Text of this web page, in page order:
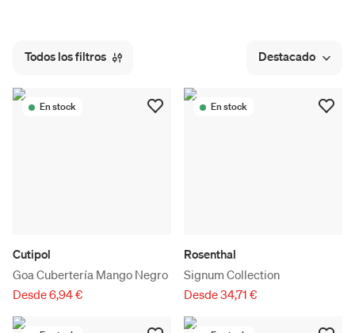
Todos los filtros Destacado
En stock
Cutipol
Goa Cubertería Mango Negro
Desde 6,94 €
En stock
Rosenthal
Signum Collection
Desde 34,71 €